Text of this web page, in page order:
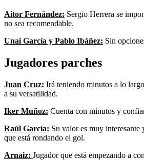
Aitor Fernández: Sergio Herrera se
no sea recomendable.
Unai García y Pablo Ibáñez: Sin
Jugadores parches
Juan Cruz: Irá teniendo minutos a lo
a su versatilidad.
Iker Muñoz: Cuenta con minutos y
Raúl García: Su valor es muy interesante
que está rondando el gol.
Arnaiz: Jugador que está empezando a